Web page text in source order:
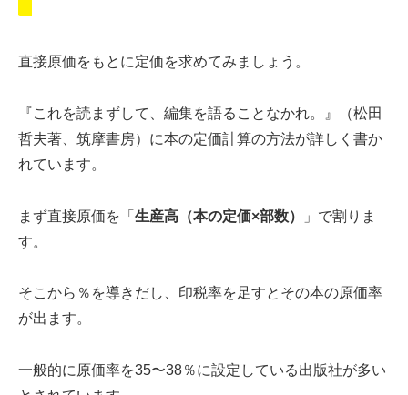
直接原価をもとに定価を求めてみましょう。
『これを読まずして、編集を語ることなかれ。』（松田
哲夫著、筑摩書房）に本の定価計算の方法が詳しく書か
れています。
まず直接原価を「 生産高（本の定価×部数）
」で割りま
す。
そこから％を導きだし、印税率を足すとその本の原価率
が出ます。
一般的に原価率を35〜38％に設定している出版社が多い